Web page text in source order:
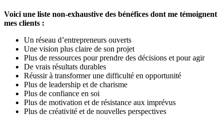
Voici une liste non-exhaustive des bénéfices dont me témoignent
mes clients :
Un réseau d’entrepreneurs ouverts
Une vision plus claire de son projet
Plus de ressources pour prendre des décisions et pour agir
De vrais résultats durables
Réussir à transformer une difficulté en opportunité
Plus de leadership et de charisme
Plus de confiance en soi
Plus de motivation et de résistance aux imprévus
Plus de créativité et de nouvelles perspectives